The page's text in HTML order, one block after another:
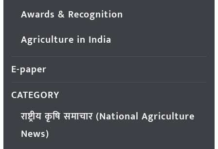
Awards & Recognition
Agriculture in India
E-paper
CATEGORY
राष्ट्रीय कृषि समाचार (National Agriculture
News)